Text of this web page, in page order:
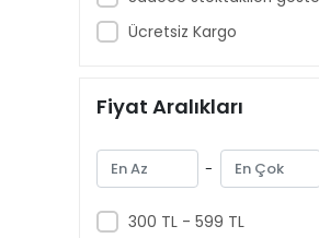
Disney Pixar Cars
Fisher-Price
Giochi Preziosi
Ücretsiz Kargo
Fiyat Aralıkları
-
300 TL - 599 TL